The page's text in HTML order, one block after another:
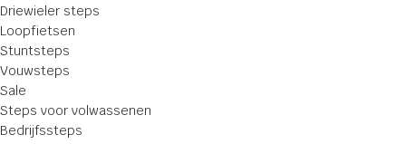
Driewieler steps
Loopfietsen
Stuntsteps
Vouwsteps
Sale
Steps voor volwassenen
Bedrijfssteps